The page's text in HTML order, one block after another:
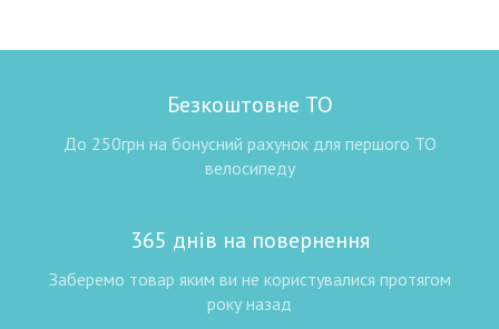
Безкоштовне ТО
До 250грн на бонусний рахунок для першого ТО
велосипеду
365 днів на повернення
Заберемо товар яким ви не користувалися протягом
року назад